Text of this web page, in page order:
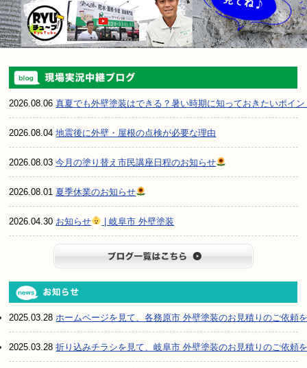
2026.08.06真夏でも外壁塗装はできる？暑い時期に知っておきたいポイン
2026.08.04地震後に外壁・屋根の点検が必要な理由
2026.08.03今月の塗り替え市民講座日程のお知らせ
2026.08.01 夏季休業のお知らせ
2026.04.30 お知らせ | 岐阜市 外壁塗装
2025.03.28ホームページを見て、各務原市 外壁塗装のお見積りのご依頼
2025.03.28折り込みチラシを見て、岐阜市 外壁塗装のお見積りのご依頼